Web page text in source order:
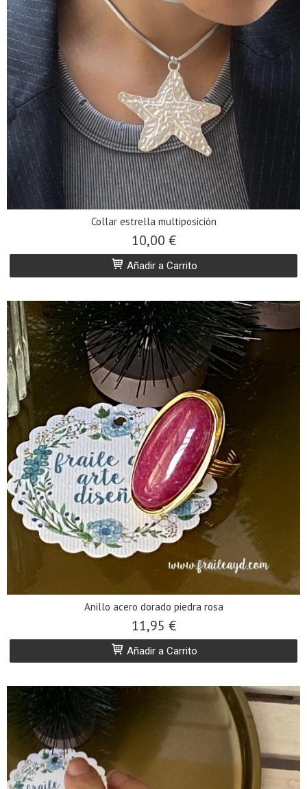
Collar estrella multiposición
10,00 €
Añadir a Carrito
Anillo acero dorado piedra rosa
11,95 €
Añadir a Carrito